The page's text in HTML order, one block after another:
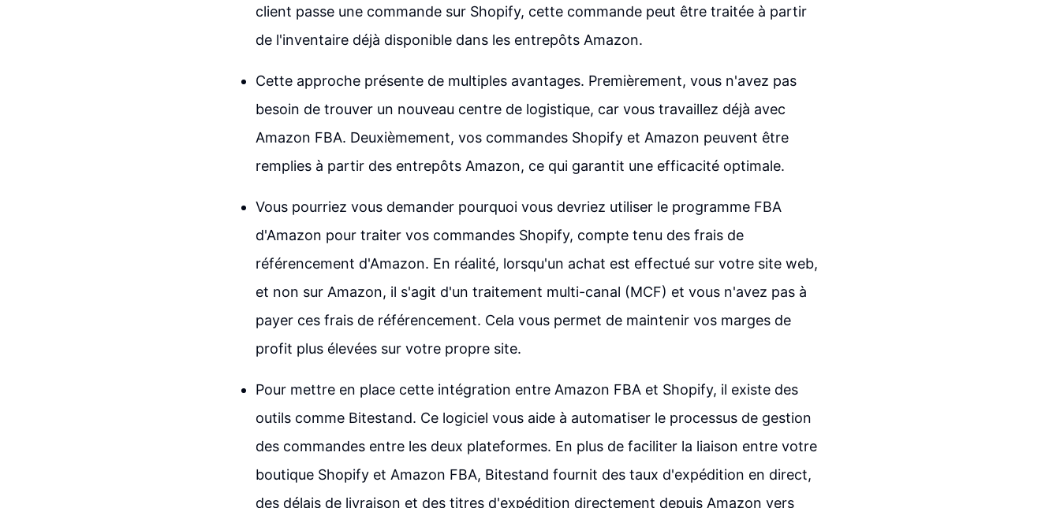
client passe une commande sur Shopify, cette commande peut être traitée à partir
de l'inventaire déjà disponible dans les entrepôts Amazon.
Cette approche présente de multiples avantages. Premièrement, vous n'avez pas
besoin de trouver un nouveau centre de logistique, car vous travaillez déjà avec
Amazon FBA. Deuxièmement, vos commandes Shopify et Amazon peuvent être
remplies à partir des entrepôts Amazon, ce qui garantit une efficacité optimale.
Vous pourriez vous demander pourquoi vous devriez utiliser le programme FBA
d'Amazon pour traiter vos commandes Shopify, compte tenu des frais de
référencement d'Amazon. En réalité, lorsqu'un achat est effectué sur votre site web,
et non sur Amazon, il s'agit d'un traitement multi-canal (MCF) et vous n'avez pas à
payer ces frais de référencement. Cela vous permet de maintenir vos marges de
profit plus élevées sur votre propre site.
Pour mettre en place cette intégration entre Amazon FBA et Shopify, il existe des
outils comme Bitestand. Ce logiciel vous aide à automatiser le processus de gestion
des commandes entre les deux plateformes. En plus de faciliter la liaison entre votre
boutique Shopify et Amazon FBA, Bitestand fournit des taux d'expédition en direct,
des délais de livraison et des titres d'expédition directement depuis Amazon vers